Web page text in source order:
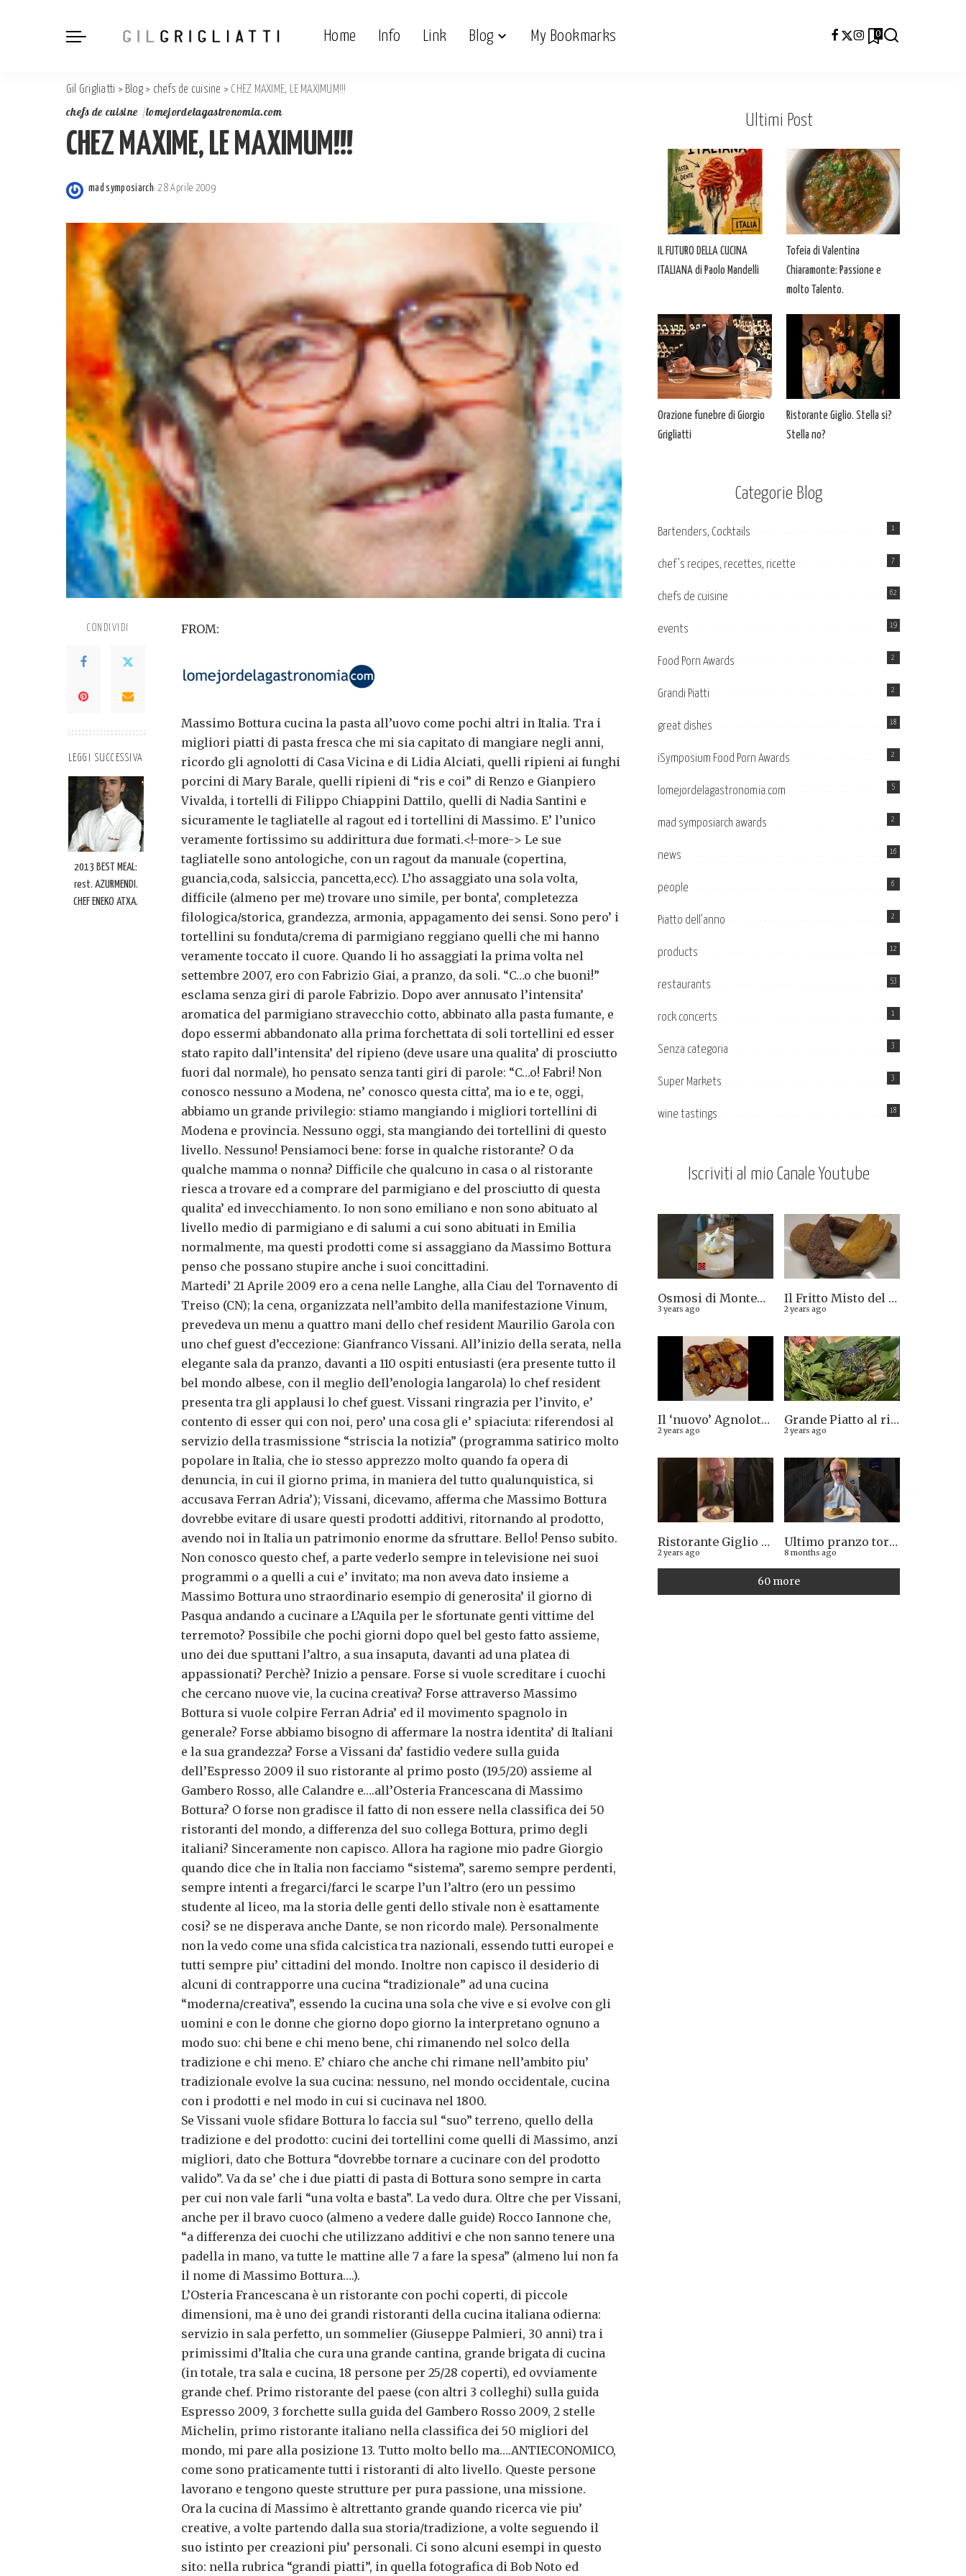
Home Info Link Blog My Bookmarks 0
Gil Grigliatti > Blog > chefs de cuisine > CHEZ MAXIME, LE MAXIMUM!!!
chefs de cuisine lomejordelagastronomia.com
CHEZ MAXIME, LE MAXIMUM!!!
Posted
mad symposiarch 28 Aprile 2009
CONDIVIDI
LEGGI SUCCESSIVA
2013 BEST MEAL:
rest. AZURMENDI.
CHEF ENEKO ATXA.
FROM:
Massimo Bottura cucina la pasta all’uovo come pochi altri in Italia. Tra i
migliori piatti di pasta fresca che mi sia capitato di mangiare negli anni,
ricordo gli agnolotti di Casa Vicina e di Lidia Alciati, quelli ripieni ai funghi
porcini di Mary Barale, quelli ripieni di “ris e coi” di Renzo e Gianpiero
Vivalda, i tortelli di Filippo Chiappini Dattilo, quelli di Nadia Santini e
sicuramente le tagliatelle al ragout ed i tortellini di Massimo. E’ l’unico
veramente fortissimo su addirittura due formati.<!-more-> Le sue
tagliatelle sono antologiche, con un ragout da manuale (copertina,
guancia,coda, salsiccia, pancetta,ecc). L’ho assaggiato una sola volta,
difficile (almeno per me) trovare uno simile, per bonta’, completezza
filologica/storica, grandezza, armonia, appagamento dei sensi. Sono pero’ i
tortellini su fonduta/crema di parmigiano reggiano quelli che mi hanno
veramente toccato il cuore. Quando li ho assaggiati la prima volta nel
settembre 2007, ero con Fabrizio Giai, a pranzo, da soli. “C…o che buoni!”
esclama senza giri di parole Fabrizio. Dopo aver annusato l’intensita’
aromatica del parmigiano stravecchio cotto, abbinato alla pasta fumante, e
dopo essermi abbandonato alla prima forchettata di soli tortellini ed esser
stato rapito dall’intensita’ del ripieno (deve usare una qualita’ di prosciutto
fuori dal normale), ho pensato senza tanti giri di parole: “C…o! Fabri! Non
conosco nessuno a Modena, ne’ conosco questa citta’, ma io e te, oggi,
abbiamo un grande privilegio: stiamo mangiando i migliori tortellini di
Modena e provincia. Nessuno oggi, sta mangiando dei tortellini di questo
livello. Nessuno! Pensiamoci bene: forse in qualche ristorante? O da
qualche mamma o nonna? Difficile che qualcuno in casa o al ristorante
riesca a trovare ed a comprare del parmigiano e del prosciutto di questa
qualita’ ed invecchiamento. Io non sono emiliano e non sono abituato al
livello medio di parmigiano e di salumi a cui sono abituati in Emilia
normalmente, ma questi prodotti come si assaggiano da Massimo Bottura
penso che possano stupire anche i suoi concittadini.
Martedi’ 21 Aprile 2009 ero a cena nelle Langhe, alla Ciau del Tornavento di
Treiso (CN); la cena, organizzata nell’ambito della manifestazione Vinum,
prevedeva un menu a quattro mani dello chef resident Maurilio Garola con
uno chef guest d’eccezione: Gianfranco Vissani. All’inizio della serata, nella
elegante sala da pranzo, davanti a 110 ospiti entusiasti (era presente tutto il
bel mondo albese, con il meglio deIl’enologia langarola) lo chef resident
presenta tra gli applausi lo chef guest. Vissani ringrazia per l’invito, e’
contento di esser qui con noi, pero’ una cosa gli e’ spiaciuta: riferendosi al
servizio della trasmissione “striscia la notizia” (programma satirico molto
popolare in Italia, che io stesso apprezzo molto quando fa opera di
denuncia, in cui il giorno prima, in maniera del tutto qualunquistica, si
accusava Ferran Adria’); Vissani, dicevamo, afferma che Massimo Bottura
dovrebbe evitare di usare questi prodotti additivi, ritornando al prodotto,
avendo noi in Italia un patrimonio enorme da sfruttare. Bello! Penso subito.
Non conosco questo chef, a parte vederlo sempre in televisione nei suoi
programmi o a quelli a cui e’ invitato; ma non aveva dato insieme a
Massimo Bottura uno straordinario esempio di generosita’ il giorno di
Pasqua andando a cucinare a L’Aquila per le sfortunate genti vittime del
terremoto? Possibile che pochi giorni dopo quel bel gesto fatto assieme,
uno dei due sputtani l’altro, a sua insaputa, davanti ad una platea di
appassionati? Perchè? Inizio a pensare. Forse si vuole screditare i cuochi
che cercano nuove vie, la cucina creativa? Forse attraverso Massimo
Bottura si vuole colpire Ferran Adria’ ed il movimento spagnolo in
generale? Forse abbiamo bisogno di affermare la nostra identita’ di Italiani
e la sua grandezza? Forse a Vissani da’ fastidio vedere sulla guida
dell’Espresso 2009 il suo ristorante al primo posto (19.5/20) assieme al
Gambero Rosso, alle Calandre e….all’Osteria Francescana di Massimo
Bottura? O forse non gradisce il fatto di non essere nella classifica dei 50
ristoranti del mondo, a differenza del suo collega Bottura, primo degli
italiani? Sinceramente non capisco. Allora ha ragione mio padre Giorgio
quando dice che in Italia non facciamo “sistema”, saremo sempre perdenti,
sempre intenti a fregarci/farci le scarpe l’un l’altro (ero un pessimo
studente al liceo, ma la storia delle genti dello stivale non è esattamente
cosi? se ne disperava anche Dante, se non ricordo male). Personalmente
non la vedo come una sfida calcistica tra nazionali, essendo tutti europei e
tutti sempre piu’ cittadini del mondo. Inoltre non capisco il desiderio di
alcuni di contrapporre una cucina “tradizionale” ad una cucina
“moderna/creativa”, essendo la cucina una sola che vive e si evolve con gli
uomini e con le donne che giorno dopo giorno la interpretano ognuno a
modo suo: chi bene e chi meno bene, chi rimanendo nel solco della
tradizione e chi meno. E’ chiaro che anche chi rimane nell’ambito piu’
tradizionale evolve la sua cucina: nessuno, nel mondo occidentale, cucina
con i prodotti e nel modo in cui si cucinava nel 1800.
Se Vissani vuole sfidare Bottura lo faccia sul “suo” terreno, quello della
tradizione e del prodotto: cucini dei tortellini come quelli di Massimo, anzi
migliori, dato che Bottura “dovrebbe tornare a cucinare con del prodotto
valido”. Va da se’ che i due piatti di pasta di Bottura sono sempre in carta
per cui non vale farli “una volta e basta”. La vedo dura. Oltre che per Vissani,
anche per il bravo cuoco (almeno a vedere dalle guide) Rocco Iannone che,
“a differenza dei cuochi che utilizzano additivi e che non sanno tenere una
padella in mano, va tutte le mattine alle 7 a fare la spesa” (almeno lui non fa
il nome di Massimo Bottura….).
L’Osteria Francescana è un ristorante con pochi coperti, di piccole
dimensioni, ma è uno dei grandi ristoranti della cucina italiana odierna:
servizio in sala perfetto, un sommelier (Giuseppe Palmieri, 30 anni) tra i
primissimi d’Italia che cura una grande cantina, grande brigata di cucina
(in totale, tra sala e cucina, 18 persone per 25/28 coperti), ed ovviamente
grande chef. Primo ristorante del paese (con altri 3 colleghi) sulla guida
Espresso 2009, 3 forchette sulla guida del Gambero Rosso 2009, 2 stelle
Michelin, primo ristorante italiano nella classifica dei 50 migliori del
mondo, mi pare alla posizione 13. Tutto molto bello ma….ANTIECONOMICO,
come sono praticamente tutti i ristoranti di alto livello. Queste persone
lavorano e tengono queste strutture per pura passione, una missione.
Ora la cucina di Massimo è altrettanto grande quando ricerca vie piu’
creative, a volte partendo dalla sua storia/tradizione, a volte seguendo il
suo istinto per creazioni piu’ personali. Ci sono alcuni esempi in questo
sito: nella rubrica “grandi piatti”, in quella fotografica di Bob Noto ed
Ultimi Post
IL FUTURO DELLA CUCINA
ITALIANA di Paolo Mandelli
Tofeia di Valentina
Chiaramonte: Passione e
molto Talento.
Orazione funebre di Giorgio
Grigliatti
Ristorante Giglio. Stella si?
Stella no?
Categorie Blog
Bartenders, Cocktails 1
chef's recipes, recettes, ricette 7
chefs de cuisine 62
events 19
Food Porn Awards 2
Grandi Piatti 2
great dishes 18
iSymposium Food Porn Awards 2
lomejordelagastronomia.com 5
mad symposiarch awards 2
news 16
people 6
Piatto dell’anno 2
products 12
restaurants 53
rock concerts 1
Senza categoria 3
Super Markets 3
wine tastings 18
Iscriviti al mio Canale Youtube
Osmosi di Montepulciano nuova stella Michelin. Avevamo visto lungo il 14.08.2023
3 years ago
Il Fritto Misto del Centro di Priocca
2 years ago
Il ‘nuovo’ Agnolotto di Torino del Mago Rabin
2 years ago
Grande Piatto al rist. Quintilio di Altare SV: Carrè di agnello in crosta di erbe aromatiche liguri
2 years ago
Ristorante Giglio di Lucca. Stella Michelin sì o no?
2 years ago
Ultimo pranzo torinese al ristorante Casa Vicina. 13/12/2025
8 months ago
60 more